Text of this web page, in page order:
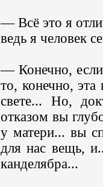
— Всё это я
ведь я человек
— Конечно,
то, конечно, эта
свете... Но,
отказом вы
у матери... вы
для нас вещь,
канделябра...